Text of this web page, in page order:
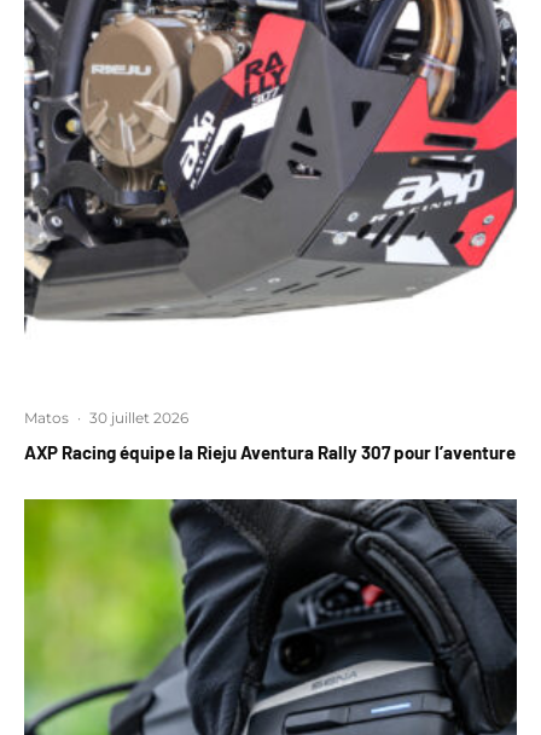
Matos · 30 juillet 2026
AXP Racing équipe la Rieju Aventura Rally 307 pour l’aventure